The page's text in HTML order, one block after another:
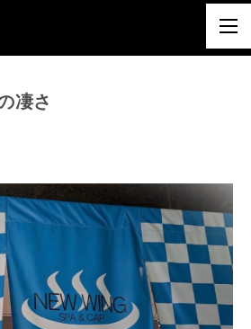
凄さ